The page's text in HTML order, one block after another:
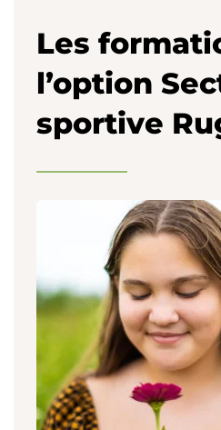
Les
l’option
sportive